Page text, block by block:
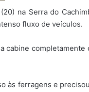
na Serra do
fluxo de veículos.
cabine
às ferragens e